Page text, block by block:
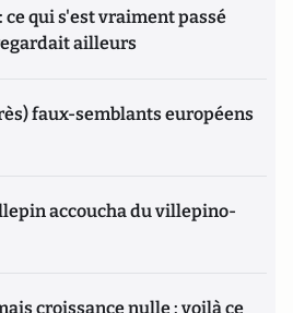
ce qui s'est vraiment passé
ailleurs
faux-semblants européens
accoucha du villepino-
croissance nulle : voilà ce